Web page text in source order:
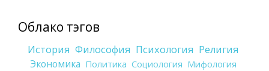
Облако тэгов
История Философия Психология Религия
Экономика Политика Социология Мифология